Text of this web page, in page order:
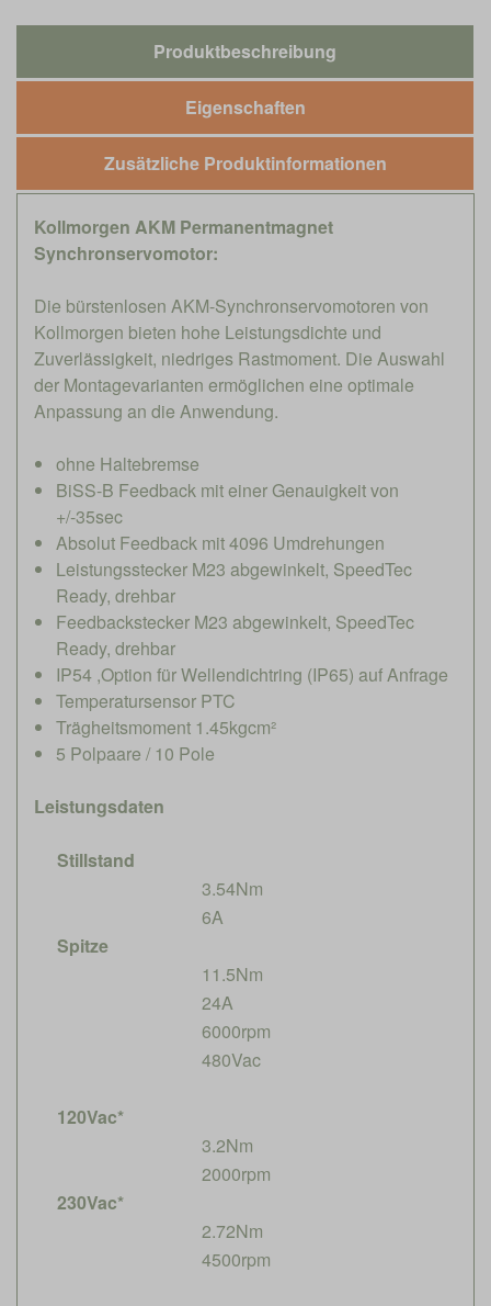
Produktbeschreibung
Eigenschaften
Zusätzliche Produktinformationen
Kollmorgen AKM Permanentmagnet
Synchronservomotor:
Die bürstenlosen AKM-Synchronservomotoren von
Kollmorgen bieten hohe Leistungsdichte und
Zuverlässigkeit, niedriges Rastmoment. Die Auswahl
der Montagevarianten ermöglichen eine optimale
Anpassung an die Anwendung.
ohne Haltebremse
BiSS-B Feedback mit einer Genauigkeit von
+/-35sec
Absolut Feedback mit 4096 Umdrehungen
Leistungsstecker M23 abgewinkelt, SpeedTec
Ready, drehbar
Feedbackstecker M23 abgewinkelt, SpeedTec
Ready, drehbar
IP54 ,Option für Wellendichtring (IP65) auf Anfrage
Temperatursensor PTC
Trägheitsmoment 1.45kgcm²
5 Polpaare / 10 Pole
Leistungsdaten
Stillstand
3.54Nm
6A
Spitze
11.5Nm
24A
6000rpm
480Vac
120Vac*
3.2Nm
2000rpm
230Vac*
2.72Nm
4500rpm